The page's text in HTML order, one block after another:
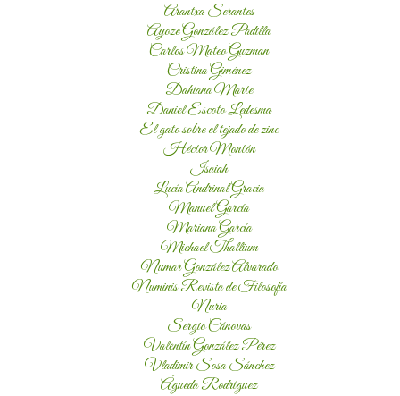
Arantxa Serantes
Ayoze González Padilla
Carlos Mateo Guzman
Cristina Giménez
Dahiana Marte
Daniel Escoto Ledesma
El gato sobre el tejado de zinc
Héctor Montón
Isaiah
Lucía Andrinal Gracia
Manuel García
Mariana García
Michael Thallium
Numar González Alvarado
Numinis Revista de Filosofía
Nuria
Sergio Cánovas
Valentín González Pérez
Vladimir Sosa Sánchez
Águeda Rodríguez